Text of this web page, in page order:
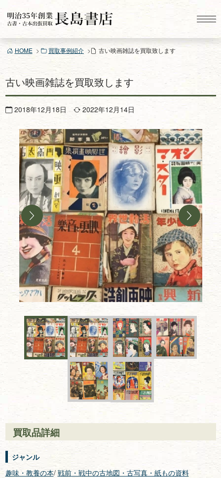
ン
ツ
ス
プ
HOME 買取事例紹介 古い映画雑誌を買取致します
古い映画雑誌を買取致します
2018年12月18日 2022年12月14日
買取品詳細
ジャンル
趣味・教養の本/ 戦前・戦中の古地図・古写真・紙もの資料